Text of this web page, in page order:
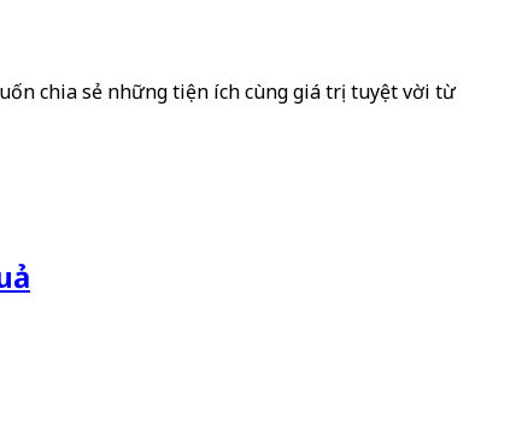
chia sẻ những tiện ích cùng giá trị tuyệt vời từ